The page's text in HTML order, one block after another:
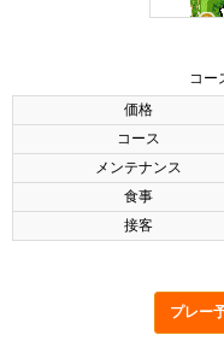
コー
価格
コース
メンテナンス
食事
接客
プレー